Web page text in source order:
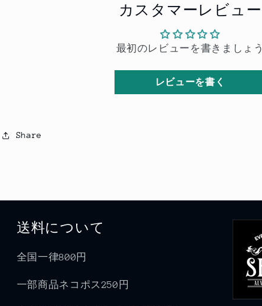
カスタマーレビュー
最初のレビューを書きましょう
レビューを書く
Share
送料について
全国一律800円
一部商品ネコポス250円